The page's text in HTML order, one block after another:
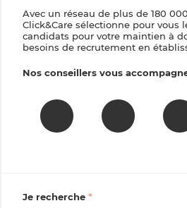
Avec un réseau de plus de 180
Click&Care sélectionne pour vous
candidats pour votre maintien à
besoins de recrutement en
Nos conseillers vous
Je recherche